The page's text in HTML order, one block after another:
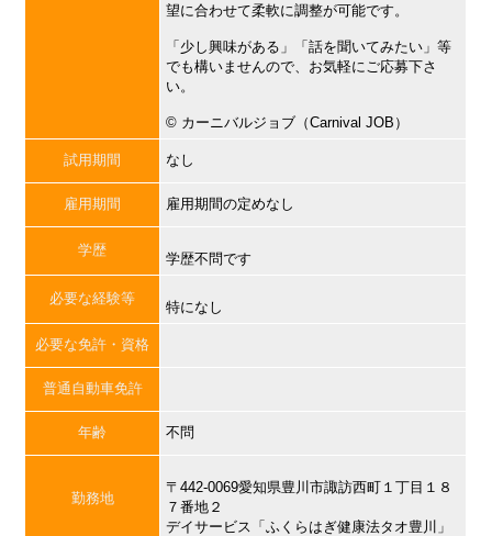
望に合わせて柔軟に調整が可能です。
「少し興味がある」「話を聞いてみたい」等
でも構いませんので、お気軽にご応募下さ
い。
©︎ カーニバルジョブ（Carnival JOB）
試用期間 なし
雇用期間 雇用期間の定めなし
学歴
学歴不問です
必要な経験等
特になし
必要な免許・資格
普通自動車免許
年齢 不問
勤務地
〒442-0069愛知県豊川市諏訪西町１丁目１８
７番地２
デイサービス「ふくらはぎ健康法タオ豊川」